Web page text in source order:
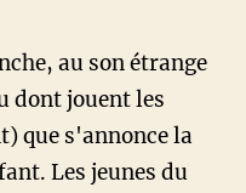
au son étrange
dont jouent les
que s'annonce la
Les jeunes du